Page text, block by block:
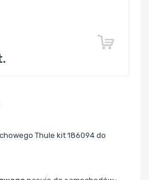
Thule kit 186094 do